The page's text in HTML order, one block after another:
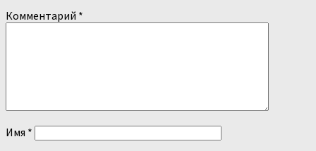
Комментарий *
Имя *